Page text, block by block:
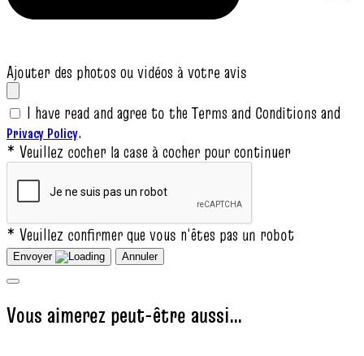
Ajouter des photos ou vidéos à votre avis
I have read and agree to the Terms and Conditions and
Privacy Policy.
* Veuillez cocher la case à cocher pour continuer
* Veuillez confirmer que vous n‘êtes pas un robot
Envoyer Annuler
Vous aimerez peut-être aussi…